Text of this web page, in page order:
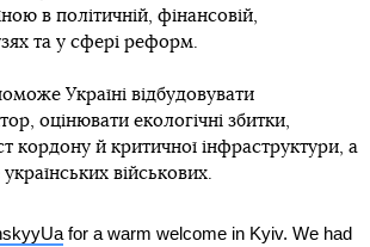
в політичній, фінансовій,
та у сфері реформ.
Україні відбудовувати
оцінювати екологічні збитки,
кордону й критичної інфраструктури, а
військових.
for a warm welcome in Kyiv. We had